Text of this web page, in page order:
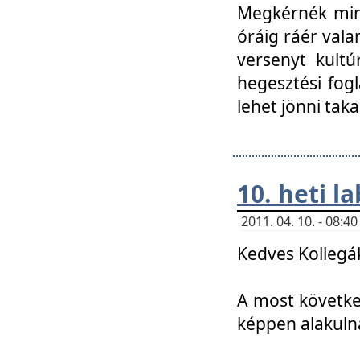
Megkérnék
óráig ráér
versenyt
hegesztési
lehet jönni
10. heti
2011. 04. 10. -
Kedves
A most
képpen